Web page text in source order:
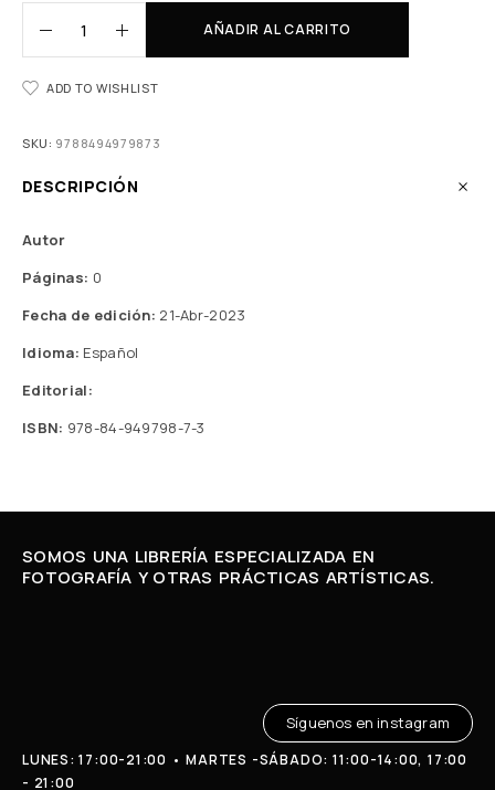
AÑADIR AL CARRITO
ADD TO WISHLIST
SKU: 9788494979873
DESCRIPCIÓN
Autor
Páginas: 0
Fecha de edición: 21-Abr-2023
Idioma: Español
Editorial:
ISBN: 978-84-949798-7-3
SOMOS UNA LIBRERÍA ESPECIALIZADA EN
FOTOGRAFÍA Y OTRAS PRÁCTICAS ARTÍSTICAS.
LUNES: 17:00-21:00 • MARTES -SÁBADO: 11:00-14:00, 17:00
- 21:00
Síguenos en instagram